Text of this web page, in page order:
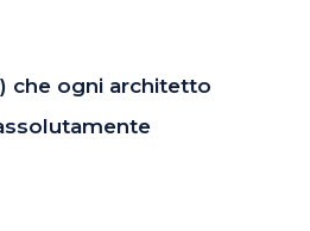
che ogni architetto